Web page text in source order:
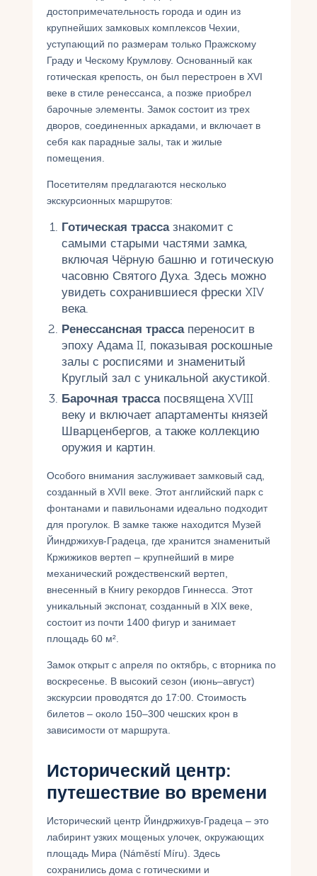
достопримечательность города и один из
крупнейших замковых комплексов Чехии,
уступающий по размерам только Пражскому
Граду и Ческому Крумлову. Основанный как
готическая крепость, он был перестроен в XVI
веке в стиле ренессанса, а позже приобрел
барочные элементы. Замок состоит из трех
дворов, соединенных аркадами, и включает в
себя как парадные залы, так и жилые
помещения.
Посетителям предлагаются несколько
экскурсионных маршрутов:
Готическая трассазнакомит с
самыми старыми частями замка,
включая Чёрную башню и готическую
часовню Святого Духа. Здесь можно
увидеть сохранившиеся фрески XIV
века.
Ренессансная трассапереносит в
эпоху Адама II, показывая роскошные
залы с росписями и знаменитый
Круглый зал с уникальной акустикой.
Барочная трассапосвящена XVIII
веку и включает апартаменты князей
Шварценбергов, а также коллекцию
оружия и картин.
Особого внимания заслуживает замковый сад,
созданный в XVII веке. Этот английский парк с
фонтанами и павильонами идеально подходит
для прогулок. В замке также находится Музей
Йиндржихув-Градеца, где хранится знаменитый
Кржижиков вертеп – крупнейший в мире
механический рождественский вертеп,
внесенный в Книгу рекордов Гиннесса. Этот
уникальный экспонат, созданный в XIX веке,
состоит из почти 1400 фигур и занимает
площадь 60 м².
Замок открыт с апреля по октябрь, с вторника по
воскресенье. В высокий сезон (июнь–август)
экскурсии проводятся до 17:00. Стоимость
билетов – около 150–300 чешских крон в
зависимости от маршрута.
Исторический центр:
путешествие во времени
Исторический центр Йиндржихув-Градеца – это
лабиринт узких мощеных улочек, окружающих
площадь Мира (Náměstí Míru). Здесь
сохранились дома с готическими и